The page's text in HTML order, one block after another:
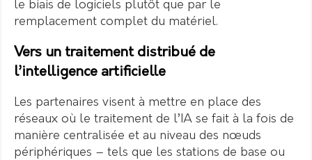
le biais de logiciels plutôt que par le
remplacement complet du matériel.
Vers un traitement distribué de
l’intelligence artificielle
Les partenaires visent à mettre en place des
réseaux où le traitement de l’IA se fait à la fois de
manière centralisée et au niveau des nœuds
périphériques – tels que les stations de base ou